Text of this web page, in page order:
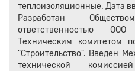
теплоизоляционные. Дата
Разработан
ответственностью
Техническим комитетом
"Строительство". Введен
технической